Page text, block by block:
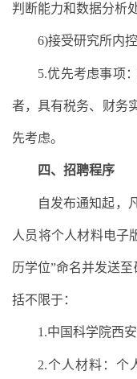
判断能力和数据分析
6)接受研究所内
5.优先考虑事项
者，具有税务、财务
先考虑。
四、招聘程序
自发布通知起，
人员将个人材料电子
历学位”命名并发送至
括不限于：
1.中国科学院西
2.个人材料：个